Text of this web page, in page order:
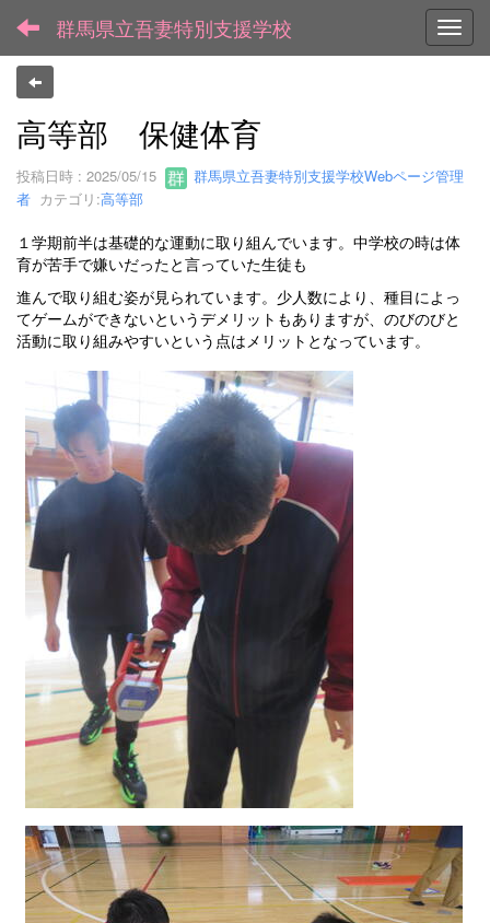
群馬県立吾妻特別支援学校
高等部 保健体育
投稿日時 : 2025/05/15
群馬県立吾妻特別支援学校Webページ管理
者 カテゴリ:高等部
１学期前半は基礎的な運動に取り組んでいます。中学校の時は体
育が苦手で嫌いだったと言っていた生徒も
進んで取り組む姿が見られています。少人数により、種目によっ
てゲームができないというデメリットもありますが、のびのびと
活動に取り組みやすいという点はメリットとなっています。